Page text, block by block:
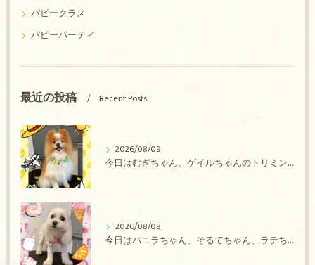
パピークラス
パピーパーティ
最近の投稿 Recent Posts
2026/08/09
今日はむぎちゃん、ゲイルちゃんのトリミングの紹介です【奈良のエース動物病院】
2026/08/08
今日はバニラちゃん、そるてちゃん、ラテちゃん、バニラちゃん、チョコちゃん、ベリーちゃん、メロンちゃん、もこちゃんのトリミングの紹介です【奈良のエース動物病院】